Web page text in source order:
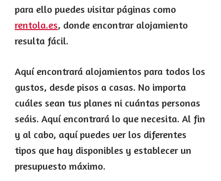
para ello puedes visitar páginas como
rentola.es, donde encontrar alojamiento
resulta fácil.
Aquí encontrará alojamientos para todos los
gustos, desde pisos a casas. No importa
cuáles sean tus planes ni cuántas personas
seáis. Aquí encontrará lo que necesita. Al fin
y al cabo, aquí puedes ver los diferentes
tipos que hay disponibles y establecer un
presupuesto máximo.